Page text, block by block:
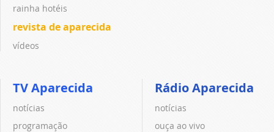
rainha hotéis
revista de aparecida
vídeos
TV Aparecida
notícias
programação
Rádio Aparecida
notícias
ouça ao vivo